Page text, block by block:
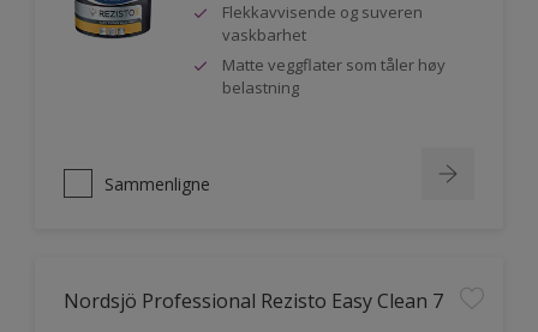
Flekkavvisende og suveren
vaskbarhet
Matte veggflater som tåler høy
belastning
Sammenligne
Nordsjö Professional Rezisto Easy Clean 7